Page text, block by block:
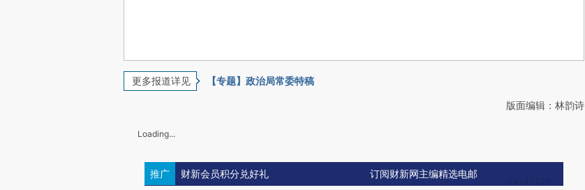
更多报道详见 【专题】政治局常委特稿
版面编辑：林韵诗
Loading...
推广 财新会员积分兑好礼 订阅财新网主编精选电邮